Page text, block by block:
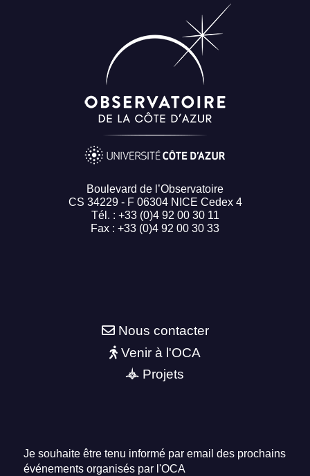
Boulevard de l’Observatoire
CS 34229 - F 06304 NICE Cedex 4
Tél. : +33 (0)4 92 00 30 11
Fax : +33 (0)4 92 00 30 33
Nous contacter
Venir à l'OCA
Projets
Je souhaite être tenu informé par email des prochains
événements organisés par l'OCA